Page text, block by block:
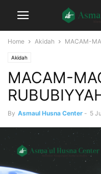
Home Akidah MACAM-
Akidah
MACAM-
By Asmaul Husna Center - 5